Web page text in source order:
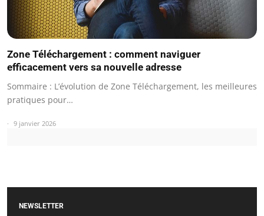
Zone Téléchargement : comment naviguer
efficacement vers sa nouvelle adresse
Sommaire : L’évolution de Zone Téléchargement, les meilleures
pratiques pour…
9 janvier 2026
NEWSLETTER